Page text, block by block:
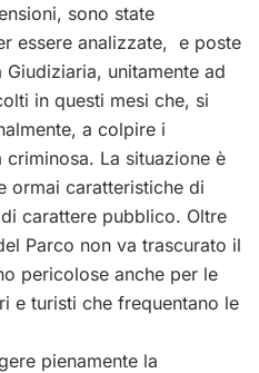
sono state
essere analizzate, e poste
Giudiziaria, unitamente ad
in questi mesi che, si
a colpire i
La situazione è
ormai caratteristiche di
carattere pubblico. Oltre
Parco non va trascurato il
pericolose anche per le
e turisti che frequentano le
pienamente la